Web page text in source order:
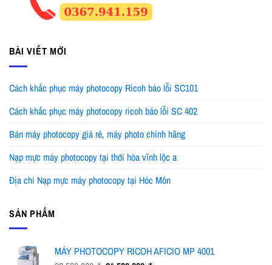
BÀI VIẾT MỚI
Cách khắc phục máy photocopy Ricoh báo lỗi SC101
Cách khắc phục máy photocopy ricoh báo lỗi SC 402
Bán máy photocopy giá rẻ, máy photo chính hãng
Nạp mực máy photocopy tại thới hòa vĩnh lộc a
Địa chỉ Nạp mực máy photocopy tại Hóc Môn
SẢN PHẨM
MÁY PHOTOCOPY RICOH AFICIO MP 4001